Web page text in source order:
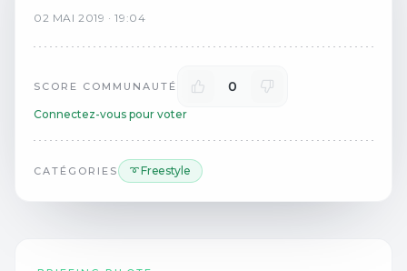
02 MAI 2019 ·19:04
SCORE COMMUNAUTÉ 0
Connectez-vous pour voter
CATÉGORIES ➰ Freestyle